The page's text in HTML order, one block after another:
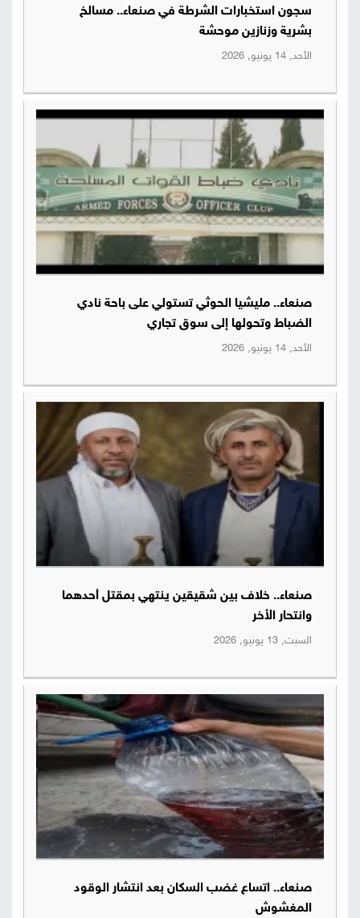
نحن
إتصل
البحث
سجون استخبارات الشرطة في صنعاء.. مسالخ
بشرية وزنازين موحشة
الأحد, 14 يونيو, 2026
صنعاء.. مليشيا الحوثي تستولي على باحة نادي
الضباط وتحولها إلى سوق تجاري
الأحد, 14 يونيو, 2026
صنعاء.. خلاف بين شقيقين ينتهي بمقتل أحدهما
وانتحار الأخر
السبت, 13 يونيو, 2026
صنعاء.. اتساع غضب السكان بعد انتشار الوقود
المغشوش